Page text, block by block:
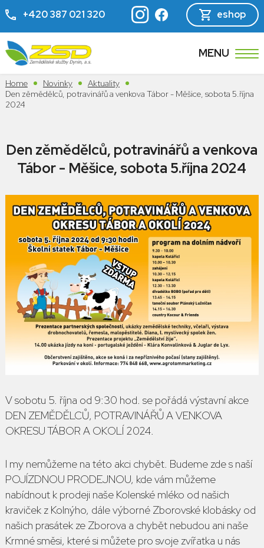
+420 387 021 320 eshop
MENU
Home Novinky
Aktuality
Den zěmědělců, potravinářů a venkova Tábor - Měšice, sobota 5.října
2024
Den zěmědělců, potravinářů a venkova
Tábor - Měšice, sobota 5.října 2024
V sobotu 5. října od 9:30 hod. se pořádá výstavní akce
DEN ZEMĚDĚLCŮ, POTRAVINÁŘŮ A VENKOVA
OKRESU TÁBOR A OKOLÍ 2024.
I my nemůžeme na této akci chybět. Budeme zde s naší
POJÍZDNOU PRODEJNOU, kde vám můžeme
nabídnout k prodeji naše Kolenské mléko od našich
kraviček z Kolnýho, dále výborné Zborovské klobásky od
našich prasátek ze Zborova a chybět nebudou ani naše
Krmné směsi, které si můžete pro svoje zvířatka u nás